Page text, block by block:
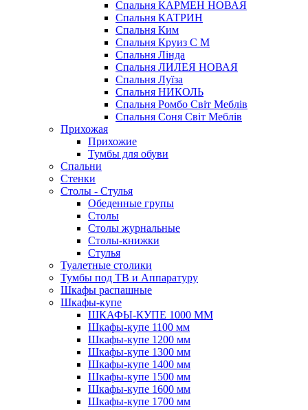
Спальня КАРМЕН НОВАЯ
Спальня КАТРИН
Спальня Ким
Спальня Круиз С М
Спальня Лінда
Спальня ЛИЛЕЯ НОВАЯ
Спальня Луїза
Спальня НИКОЛЬ
Спальня Ромбо Світ Меблів
Спальня Соня Світ Меблів
Прихожая
Прихожие
Тумбы для обуви
Спальни
Стенки
Столы - Стулья
Обеденные групы
Столы
Столы журнальные
Столы-книжки
Стулья
Туалетные столики
Тумбы под ТВ и Аппаратуру
Шкафы распашные
Шкафы-купе
ШКАФЫ-КУПЕ 1000 ММ
Шкафы-купе 1100 мм
Шкафы-купе 1200 мм
Шкафы-купе 1300 мм
Шкафы-купе 1400 мм
Шкафы-купе 1500 мм
Шкафы-купе 1600 мм
Шкафы-купе 1700 мм